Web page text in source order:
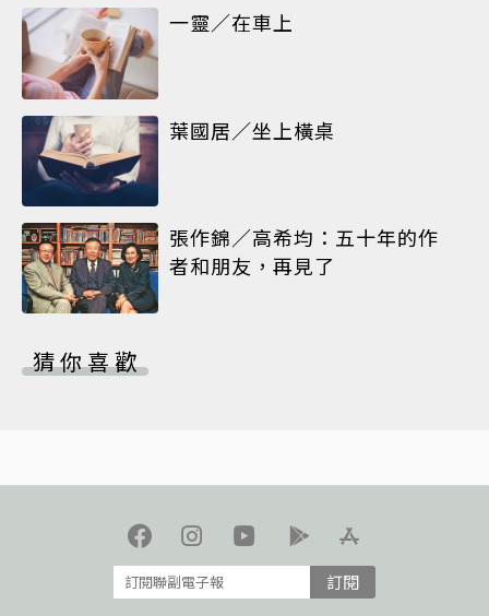
一靈／在車上
葉國居／坐上橫桌
張作錦／高希均：五十年的作
者和朋友，再見了
猜你喜歡
訂閱